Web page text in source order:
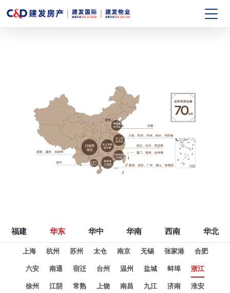
福建 华东 华中 华南 西南 华北
上海 杭州 苏州 太仓 南京 无锡 张家港 合肥
六安 南通 宿迁 台州 温州 盐城 蚌埠 浙江
徐州 江阴 常熟 上饶 南昌 九江 济南 淮安